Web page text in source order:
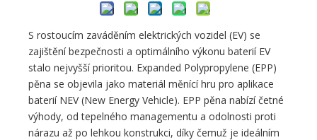
S rostoucím zaváděním elektrických vozidel (EV) se
zajištění bezpečnosti a optimálního výkonu baterií EV
stalo nejvyšší prioritou. Expanded Polypropylene (EPP)
pěna se objevila jako materiál měnící hru pro aplikace
baterií NEV (New Energy Vehicle). EPP pěna nabízí četné
výhody, od tepelného managementu a odolnosti proti
nárazu až po lehkou konstrukci, díky čemuž je ideálním